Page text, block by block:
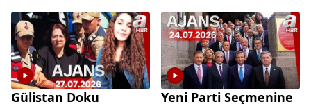
Haber
Gülistan Doku
Yeni Parti Seçmenine